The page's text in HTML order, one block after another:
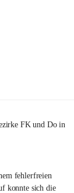
FK und Do in
fehlerfreien
konnte sich die